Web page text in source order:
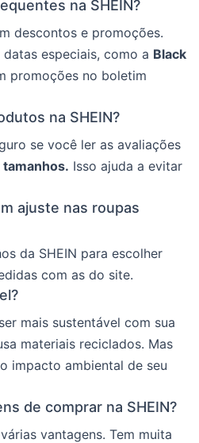
na SHEIN?
descontos e promoções.
especiais, como a Black
promoções no boletim
na SHEIN?
se você ler as avaliações
Isso ajuda a evitar
ajuste nas roupas
da SHEIN para escolher
com as do site.
mais sustentável com sua
materiais reciclados. Mas
impacto ambiental de seu
de comprar na SHEIN?
vantagens. Tem muita